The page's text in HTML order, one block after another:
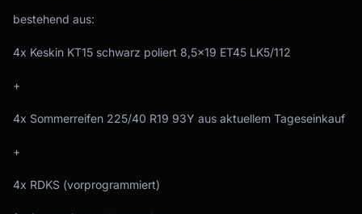
bestehend aus:
4x Keskin KT15 schwarz poliert 8,5x19 ET45 LK5/112
+
4x Sommerreifen 225/40 R19 93Y aus aktuellem Tageseinkauf
+
4x RDKS (vorprogrammiert)